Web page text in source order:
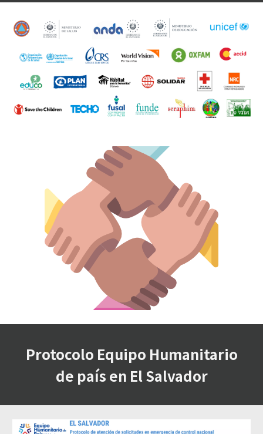
Protocolo Equipo Humanitario
de país en El Salvador